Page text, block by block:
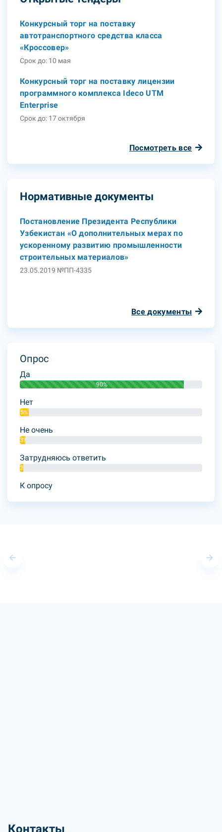
Конкурсный торг на поставку
автотранспортного средства класса
«Кроссовер»
Срок до: 10 мая
Конкурсный торг на поставку лицензии
программного комплекса Ideco UTM
Enterprise
Срок до: 17 октября
Посмотреть все
Нормативные документы
Постановление Президента Республики
Узбекистан «О дополнительных мерах по
ускоренному развитию промышленности
строительных материалов»
23.05.2019 №ПП-4335
Все документы
Опрос
Да
90%
Нет
5%
Не очень
3%
Затрудняюсь ответить
2%
К опросу
Контакты